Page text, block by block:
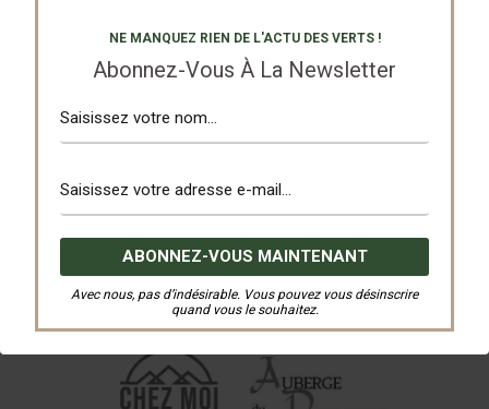
NE MANQUEZ RIEN DE L'ACTU DES VERTS !
Abonnez-Vous À La Newsletter
Avec nous, pas d’indésirable. Vous pouvez vous désinscrire
quand vous le souhaitez.